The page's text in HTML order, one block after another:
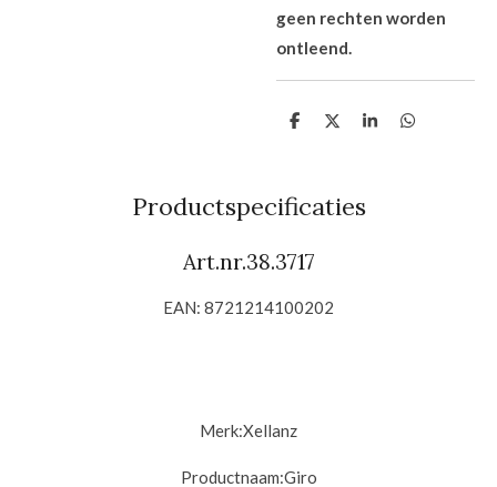
geen rechten worden
ontleend.
D
n
D
S
D
Productspecificaties
Art.nr.38.3717
EAN: 8721214100202
Merk:Xellanz
Productnaam:Giro